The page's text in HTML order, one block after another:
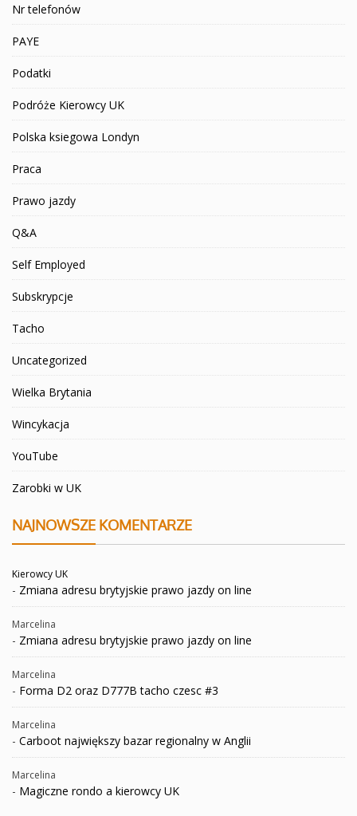
Nr telefonów
PAYE
Podatki
Podróże Kierowcy UK
Polska ksiegowa Londyn
Praca
Prawo jazdy
Q&A
Self Employed
Subskrypcje
Tacho
Uncategorized
Wielka Brytania
Wincykacja
YouTube
Zarobki w UK
NAJNOWSZE KOMENTARZE
Kierowcy UK
- Zmiana adresu brytyjskie prawo jazdy on line
Marcelina
- Zmiana adresu brytyjskie prawo jazdy on line
Marcelina
- Forma D2 oraz D777B tacho czesc #3
Marcelina
- Carboot największy bazar regionalny w Anglii
Marcelina
- Magiczne rondo a kierowcy UK